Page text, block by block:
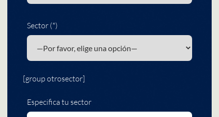
Sector (*)
[group otrosector]
Especifica tu sector